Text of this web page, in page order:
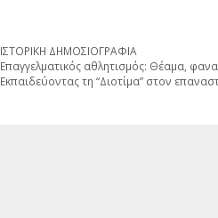
Κατηγορίες
ΙΣΤΟΡΙΚΗ ΔΗΜΟΣΙΟΓΡΑΦΙΑ
Επαγγελματικός αθλητισμός: Θέαμα,
Εκπαιδεύοντας τη “Διοτίμα” στον